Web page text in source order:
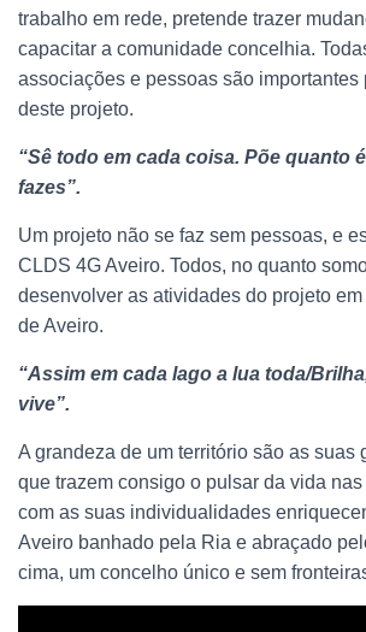
trabalho em rede, pretende trazer
capacitar a comunidade concelhia.
associações e pessoas são importantes
deste projeto.
“Sê todo em cada coisa. Põe quanto
fazes”.
Um projeto não se faz sem pessoas, e
CLDS 4G Aveiro. Todos, no quanto
desenvolver as atividades do projeto
de Aveiro.
“Assim em cada lago a lua toda/
vive”.
A grandeza de um território são as suas
que trazem consigo o pulsar da vida
com as suas individualidades
Aveiro banhado pela Ria e abraçado
cima, um concelho único e sem